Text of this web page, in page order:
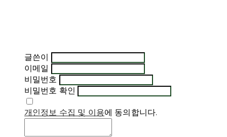
글쓴이
이메일
비밀번호
비밀번호 확인
개인정보 수집 및 이용에 동의합니다.